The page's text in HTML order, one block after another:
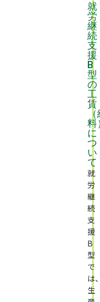
就
労
継
続
支
援
B
型
の
工
賃
料
に
つ
い
て
就
労
継
続
支
援
B
型
で
は
生